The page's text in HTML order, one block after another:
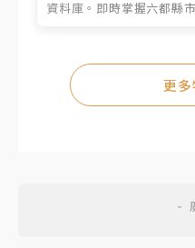
資料庫。即時掌握六都縣
更多